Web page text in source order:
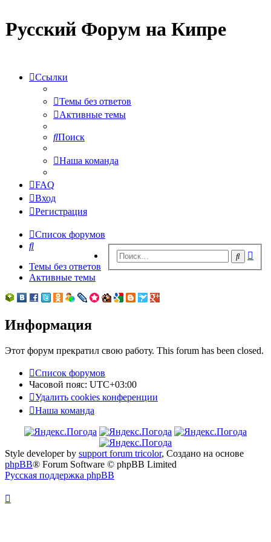
Русский Форум на Кипре
Ссылки
Темы без ответов
Активные темы
Поиск
Наша команда
FAQ
Вход
Регистрация
Список форумов
Поиск
Поиск
Темы без ответов
Активные темы
Информация
Этот форум прекратил свою работу. This forum has been closed.
Список форумов
Часовой пояс: UTC+03:00
Удалить cookies конференции
Наша команда
Style developer by support forum tricolor, Создано на основе
phpBB® Forum Software © phpBB Limited
Русская поддержка phpBB